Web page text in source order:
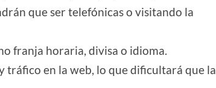
que ser telefónicas o visitando la
franja horaria, divisa o idioma.
tráfico en la web, lo que dificultará que la